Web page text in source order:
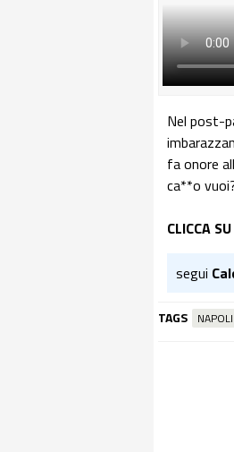
Nel post-
fa onore
ca**o
CLICCA
segui
TAGS NAPOLI